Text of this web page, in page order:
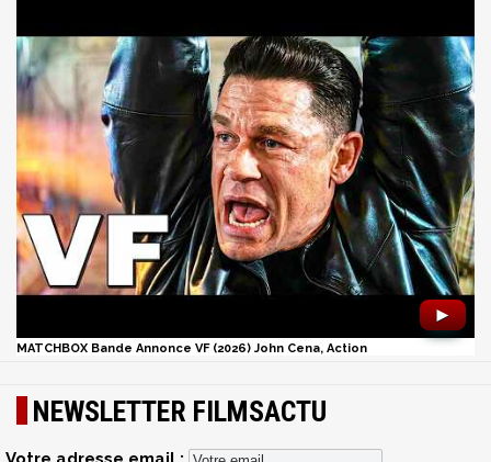
►
MATCHBOX Bande Annonce VF (2026) John Cena, Action
NEWSLETTER FILMSACTU